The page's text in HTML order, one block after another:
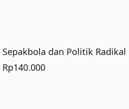
Sepakbola dan Politik Radikal
Rp140.000